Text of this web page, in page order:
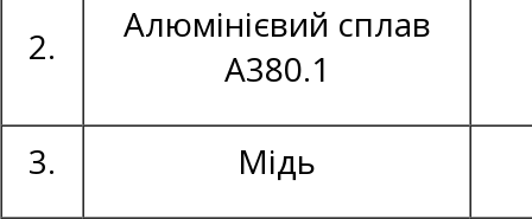
2.
Алюмінієвий сплав
А380.1
3. Мідь